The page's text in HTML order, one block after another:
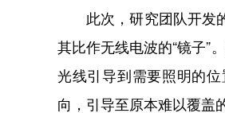
此次，研究团队开发的
其比作无线电波的“镜子”
光线引导到需要照明的
向，引导至原本难以覆盖